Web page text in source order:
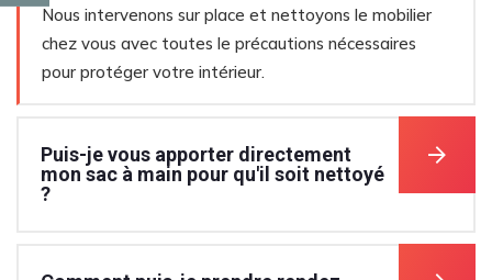
Nous intervenons sur place et nettoyons le mobilier
chez vous avec toutes le précautions nécessaires
pour protéger votre intérieur.
Puis-je vous apporter directement
mon sac à main pour qu'il soit nettoyé
?